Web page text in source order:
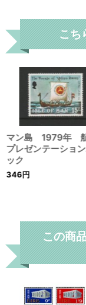
こち
マン島 1979年
プレゼンテーショ
ック
346円
この商